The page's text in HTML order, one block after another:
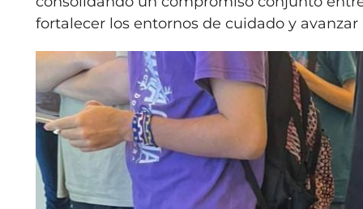
fortalecer los entornos de cuidado y